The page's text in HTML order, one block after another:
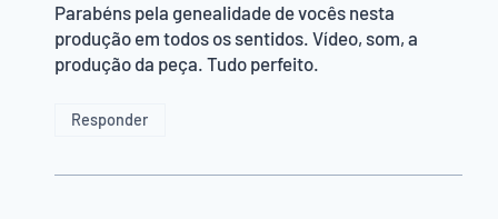
Parabéns pela genealidade de vocês nesta
produção em todos os sentidos. Vídeo, som, a
produção da peça. Tudo perfeito.
Responder